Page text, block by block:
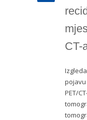
CT-
pojavu
PET/